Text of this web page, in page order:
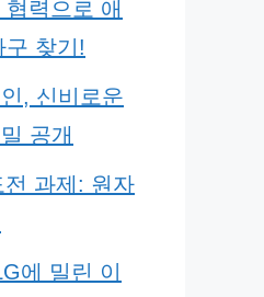
력으로 애
찾기!
, 신비로운
공개
과제: 원자
에 밀린 이